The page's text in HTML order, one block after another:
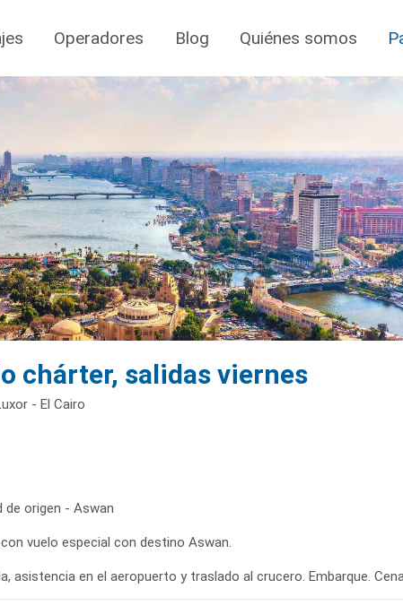
Operadores Blog Quiénes somos
chárter, salidas viernes
- El Cairo
de origen - Aswan
vuelo especial con destino Aswan.
asistencia en el aeropuerto y traslado al crucero. Embarque.